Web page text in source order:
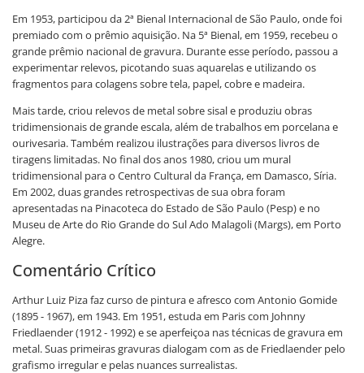
Em 1953, participou da 2ª Bienal Internacional de São Paulo, onde foi
premiado com o prêmio aquisição. Na 5ª Bienal, em 1959, recebeu o
grande prêmio nacional de gravura. Durante esse período, passou a
experimentar relevos, picotando suas aquarelas e utilizando os
fragmentos para colagens sobre tela, papel, cobre e madeira.
Mais tarde, criou relevos de metal sobre sisal e produziu obras
tridimensionais de grande escala, além de trabalhos em porcelana e
ourivesaria. Também realizou ilustrações para diversos livros de
tiragens limitadas. No final dos anos 1980, criou um mural
tridimensional para o Centro Cultural da França, em Damasco, Síria.
Em 2002, duas grandes retrospectivas de sua obra foram
apresentadas na Pinacoteca do Estado de São Paulo (Pesp) e no
Museu de Arte do Rio Grande do Sul Ado Malagoli (Margs), em Porto
Alegre.
Comentário Crítico
Arthur Luiz Piza faz curso de pintura e afresco com Antonio Gomide
(1895 - 1967), em 1943. Em 1951, estuda em Paris com Johnny
Friedlaender (1912 - 1992) e se aperfeiçoa nas técnicas de gravura em
metal. Suas primeiras gravuras dialogam com as de Friedlaender pelo
grafismo irregular e pelas nuances surrealistas.